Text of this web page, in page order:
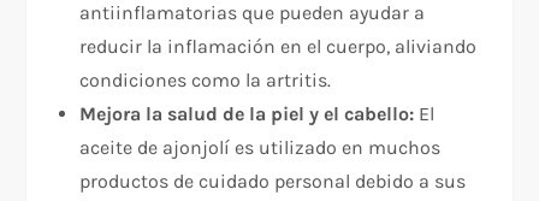
antiinflamatorias que pueden ayudar a
reducir la inflamación en el cuerpo, aliviando
condiciones como la artritis.
Mejora la salud de la piel y el cabello: El
aceite de ajonjolí es utilizado en muchos
productos de cuidado personal debido a sus